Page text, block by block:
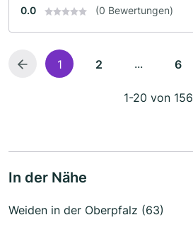
0.0 (0 Bewertungen)
1 2 ... 6
1-20 von 156
In der Nähe
Weiden in der Oberpfalz (63)